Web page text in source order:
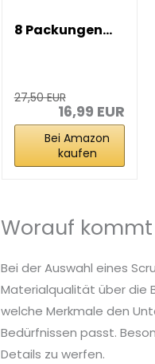
8 Packungen...
27,50 EUR
16,99 EUR
Bei Amazon
kaufen
Worauf
Bei der Auswahl eines
Materialqualität über die
welche Merkmale den
Bedürfnissen passt.
Details zu werfen.